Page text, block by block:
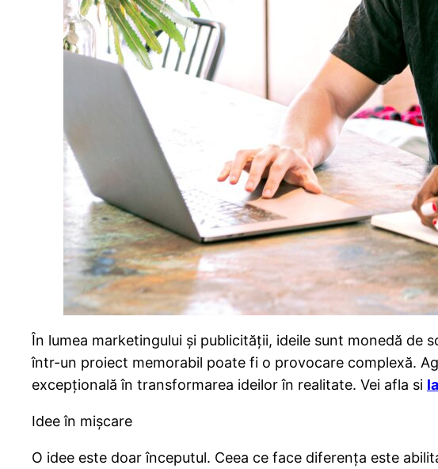
În lumea marketingului și publicității, ideile sunt monedă de
într-un proiect memorabil poate fi o provocare complexă.
excepțională în transformarea ideilor în realitate. Vei afla si
Idee în mișcare
O idee este doar începutul. Ceea ce face diferența este